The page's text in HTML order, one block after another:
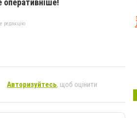
оперативніше!
редакцію
Авторизуйтесь, щоб оцінити